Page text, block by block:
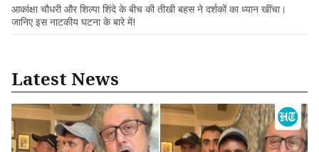
आकांक्षा चौधरी और शिल्पा शिंदे के बीच की तीखी बहस ने दर्शकों का ध्यान खींचा।
जानिए इस नाटकीय घटना के बारे में!
Latest News